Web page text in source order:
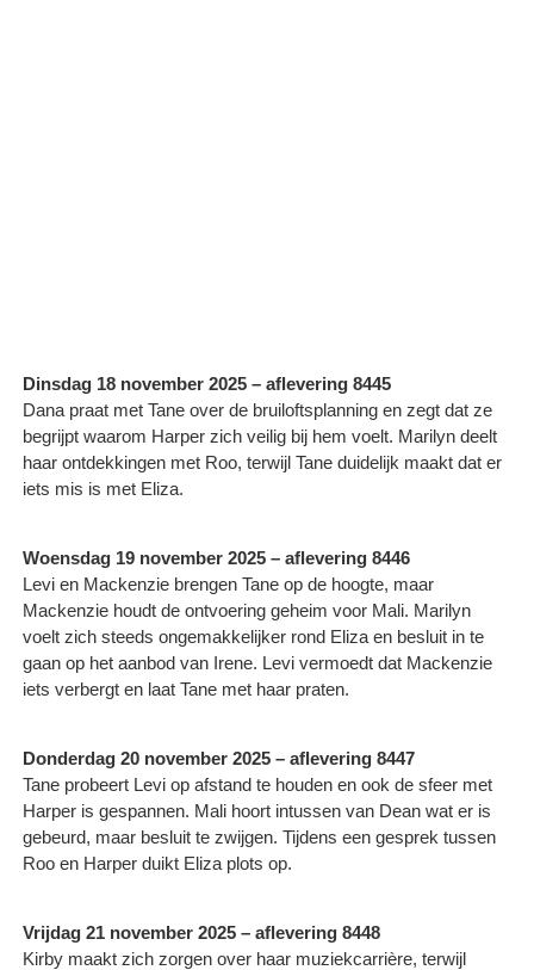
Dinsdag 18 november 2025 – aflevering 8445
Dana praat met Tane over de bruiloftsplanning en zegt dat ze
begrijpt waarom Harper zich veilig bij hem voelt. Marilyn deelt
haar ontdekkingen met Roo, terwijl Tane duidelijk maakt dat er
iets mis is met Eliza.
Woensdag 19 november 2025 – aflevering 8446
Levi en Mackenzie brengen Tane op de hoogte, maar
Mackenzie houdt de ontvoering geheim voor Mali. Marilyn
voelt zich steeds ongemakkelijker rond Eliza en besluit in te
gaan op het aanbod van Irene. Levi vermoedt dat Mackenzie
iets verbergt en laat Tane met haar praten.
Donderdag 20 november 2025 – aflevering 8447
Tane probeert Levi op afstand te houden en ook de sfeer met
Harper is gespannen. Mali hoort intussen van Dean wat er is
gebeurd, maar besluit te zwijgen. Tijdens een gesprek tussen
Roo en Harper duikt Eliza plots op.
Vrijdag 21 november 2025 – aflevering 8448
Kirby maakt zich zorgen over haar muziekcarrière, terwijl